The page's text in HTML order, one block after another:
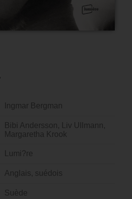
Ingmar Bergman
Bibi Andersson, Liv Ullmann,
Margaretha Krook
Lumi?re
Anglais, suédois
Suède